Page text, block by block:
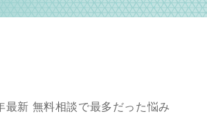
最新 無料相談で最多だった悩み